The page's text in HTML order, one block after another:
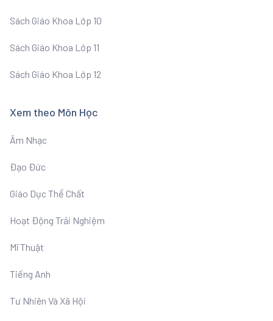
Sách Giáo Khoa Lớp 10
Sách Giáo Khoa Lớp 11
Sách Giáo Khoa Lớp 12
Xem theo Môn Học
Âm Nhạc
Đạo Đức
Giáo Dục Thể Chất
Hoạt Động Trải Nghiệm
Mĩ Thuật
Tiếng Anh
Tư Nhiên Và Xã Hội